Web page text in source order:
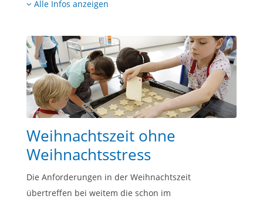
Alle Infos anzeigen
Weihnachtszeit ohne
Weihnachtsstress
Die Anforderungen in der Weihnachtszeit
übertreffen bei weitem die schon im